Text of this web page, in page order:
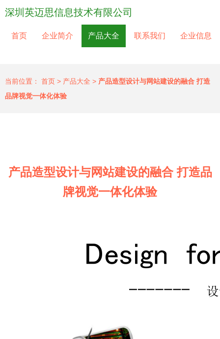
深圳英迈思信息技术有限公司
首页 企业简介 产品大全 联系我们 企业信息
当前位置： 首页 > 产品大全 > 产品造型设计与网站建设的融合 打造
品牌视觉一体化体验
产品造型设计与网站建设的融合 打造品
牌视觉一体化体验